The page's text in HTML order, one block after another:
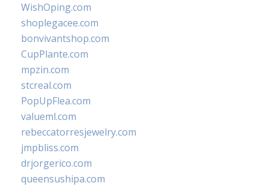
WishOping.com
shoplegacee.com
bonvivantshop.com
CupPlante.com
mpzin.com
stcreal.com
PopUpFlea.com
valueml.com
rebeccatorresjewelry.com
jmpbliss.com
drjorgerico.com
queensushipa.com